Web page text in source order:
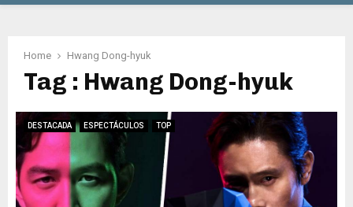
Home Hwang Dong-hyuk
Tag : Hwang Dong-hyuk
DESTACADA ESPECTÁCULOS TOP